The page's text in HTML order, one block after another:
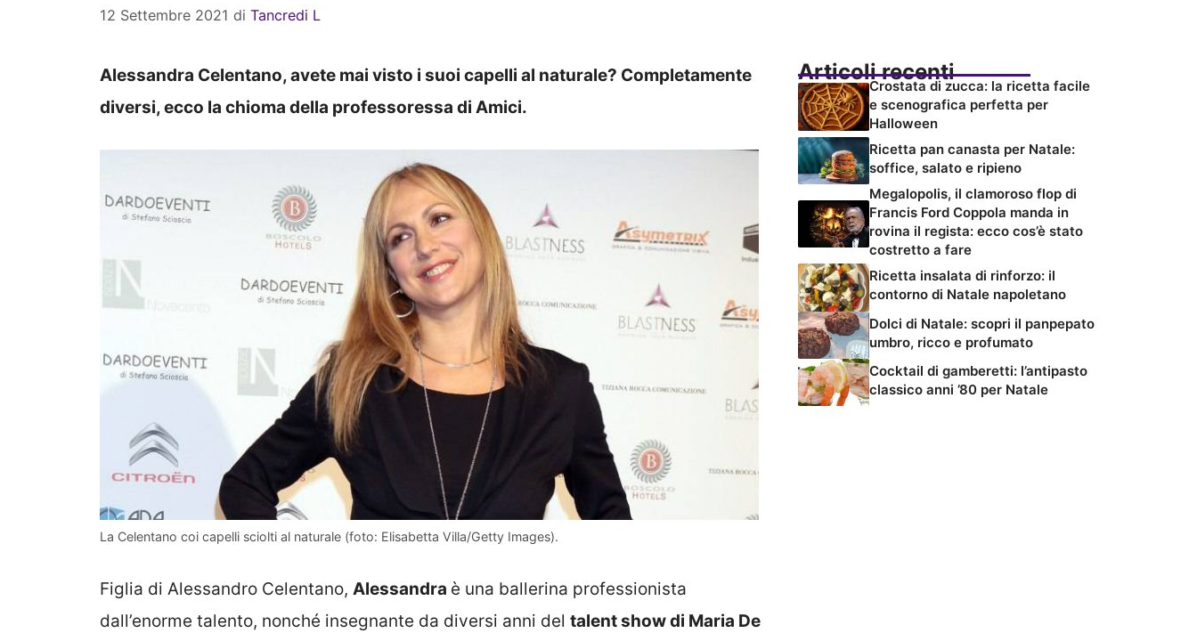
12 Settembre 2021 di Tancredi L
Alessandra Celentano, avete mai visto i suoi capelli al naturale? Completamente
diversi, ecco la chioma della professoressa di Amici.
La Celentano coi capelli sciolti al naturale (foto: Elisabetta Villa/Getty Images).
Figlia di Alessandro Celentano, Alessandra è una ballerina professionista
dall’enorme talento, nonché insegnante da diversi anni del talent show di Maria De
Articoli recenti
Crostata di zucca: la ricetta facile
e scenografica perfetta per
Halloween
Ricetta pan canasta per Natale:
soffice, salato e ripieno
Megalopolis, il clamoroso flop di
Francis Ford Coppola manda in
rovina il regista: ecco cos’è stato
costretto a fare
Ricetta insalata di rinforzo: il
contorno di Natale napoletano
Dolci di Natale: scopri il panpepato
umbro, ricco e profumato
Cocktail di gamberetti: l’antipasto
classico anni ’80 per Natale